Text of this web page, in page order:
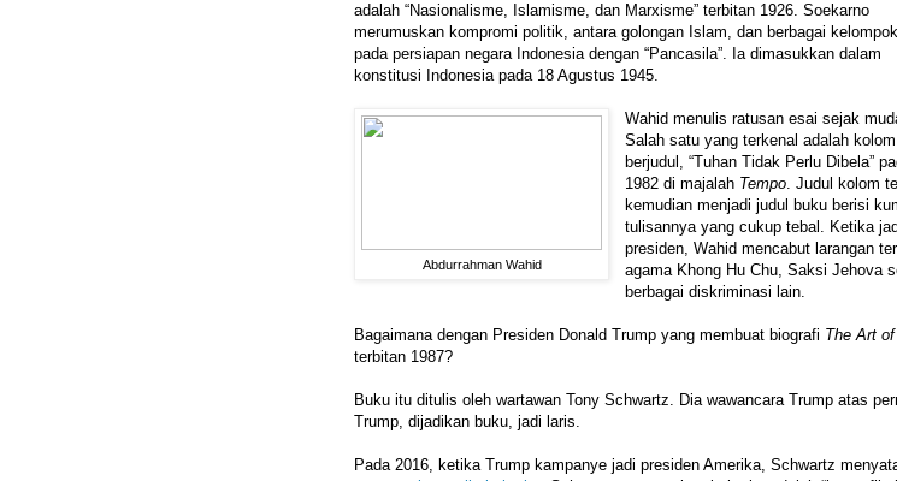
adalah “Nasionalisme, Islamisme, dan Marxisme” terbitan 1926. Soekarno
merumuskan kompromi politik, antara golongan Islam, dan berbagai
pada persiapan negara Indonesia dengan “Pancasila”. Ia dimasukkan dalam
konstitusi Indonesia pada 18 Agustus 1945.
Abdurrahman Wahid
Wahid menulis ratusan esai sejak
Salah satu yang terkenal adalah kolom
berjudul, “Tuhan Tidak Perlu Dibela”
1982 di majalah Tempo. Judul kolom
kemudian menjadi judul buku berisi
tulisannya yang cukup tebal. Ketika
presiden, Wahid mencabut larangan
agama Khong Hu Chu, Saksi Jehova
berbagai diskriminasi lain.
Bagaimana dengan Presiden Donald Trump yang membuat biografi The Art
terbitan 1987?
Buku itu ditulis oleh wartawan Tony Schwartz. Dia wawancara Trump atas
Trump, dijadikan buku, jadi laris.
Pada 2016, ketika Trump kampanye jadi presiden Amerika, Schwartz